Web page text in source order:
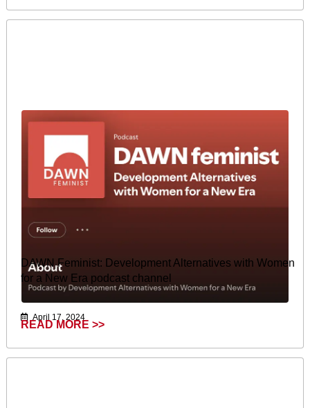
DAWN Feminist: Development Alternatives with Women
for a New Era podcast channel
April 17, 2024
READ MORE >>